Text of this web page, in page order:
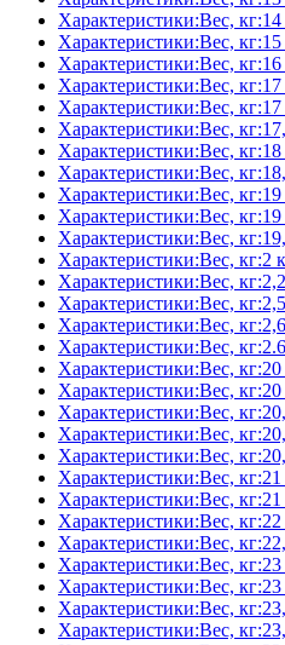
Характеристики:Вес, кг:14
Характеристики:Вес, кг:15
Характеристики:Вес, кг:16
Характеристики:Вес, кг:17
Характеристики:Вес, кг:17
Характеристики:Вес,
Характеристики:Вес, кг:18
Характеристики:Вес,
Характеристики:Вес, кг:19
Характеристики:Вес, кг:19
Характеристики:Вес,
Характеристики:Вес, кг:2
Характеристики:Вес,
Характеристики:Вес,
Характеристики:Вес,
Характеристики:Вес,
Характеристики:Вес, кг:20
Характеристики:Вес, кг:20
Характеристики:Вес,
Характеристики:Вес,
Характеристики:Вес,
Характеристики:Вес, кг:21
Характеристики:Вес, кг:21
Характеристики:Вес, кг:22
Характеристики:Вес,
Характеристики:Вес, кг:23
Характеристики:Вес, кг:23
Характеристики:Вес,
Характеристики:Вес,